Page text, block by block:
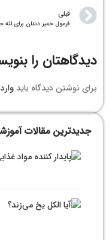
قبلی
فرمول خمیر دندان برای
دیدگاهتان را
برای نوشتن دیدگاه باید
جدیدترین مقالات